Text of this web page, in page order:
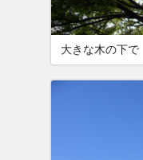
大きな木の下で